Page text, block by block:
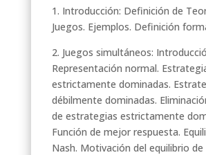
1. Introducción: Definición de
Juegos. Ejemplos. Definición
2. Juegos simultáneos:
Representación normal.
estrictamente dominadas.
débilmente dominadas.
de estrategias estrictamente
Función de mejor respuesta.
Nash. Motivación del equilibrio de